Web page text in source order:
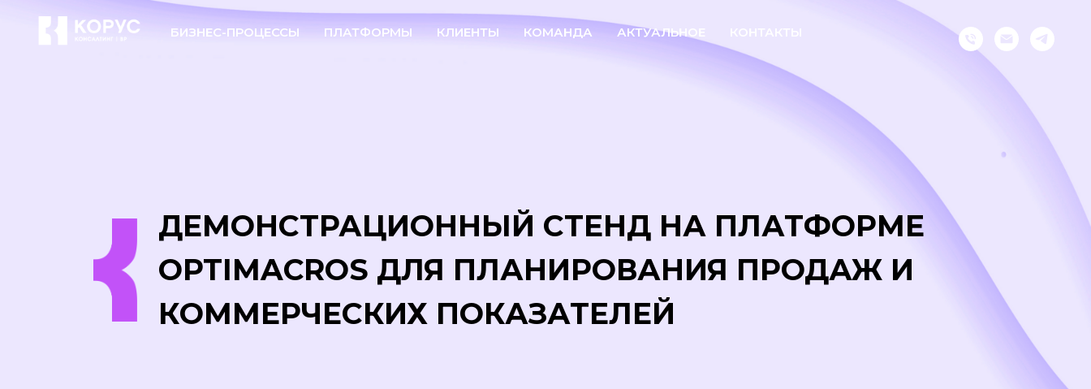
БИЗНЕС-ПРОЦЕССЫ ПЛАТФОРМЫ КЛИЕНТЫ КОМАНДА АКТУАЛЬНОЕ КОНТАКТЫ
ДЕМОНСТРАЦИОННЫЙ СТЕНД НА ПЛАТФОРМЕ
OPTIMACROS ДЛЯ ПЛАНИРОВАНИЯ ПРОДАЖ И
КОММЕРЧЕСКИХ ПОКАЗАТЕЛЕЙ